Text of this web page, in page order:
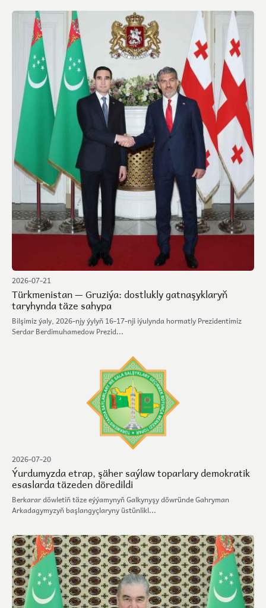
2026-07-21
Türkmenistan — Gruziýa: dostlukly gatnaşyklaryň
taryhynda täze sahypa
Bilşimiz ýaly, 2026-njy ýylyň 16-17-nji iýulynda hormatly Prezidentimiz
Serdar Berdimuhamedow Prezid...
2026-07-20
Ýurdumyzda etrap, şäher saýlaw toparlary demokratik
esaslarda täzeden döredildi
Berkarar döwletiň täze eýýamynyň Galkynyşy döwründe Gahryman
Arkadagymyzyň başlangyçlaryny üstünlikl...